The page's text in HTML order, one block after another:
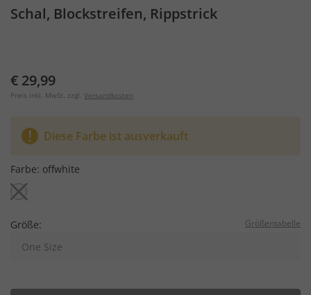
Schal, Blockstreifen, Rippstrick
€ 29,99
Preis inkl. MwSt. zzgl. Versandkosten
Diese Farbe ist ausverkauft
Farbe: offwhite
Größe: Größentabelle
One Size